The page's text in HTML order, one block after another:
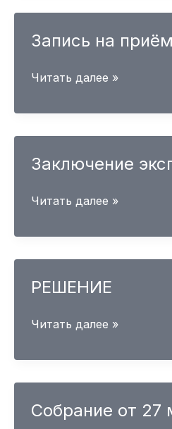
Запись на приём
Запись
приём
Читать далее »
Заключение
Заключение
Читать далее »
РЕШЕНИЕ
РЕШЕНИЕ
Читать далее »
Собрание от 27